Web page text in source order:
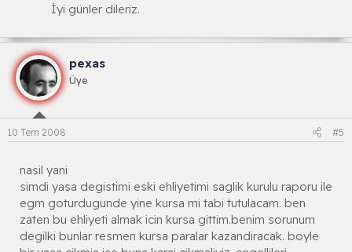
İyi günler dileriz.
pexas
Üye
10 Tem 2008 #5
nasil yani
simdi yasa degistimi eski ehliyetimi saglik kurulu raporu ile
egm goturdugunde yine kursa mi tabi tutulacam. ben
zaten bu ehliyeti almak icin kursa gittim.benim sorunum
degilki bunlar resmen kursa paralar kazandiracak. boyle